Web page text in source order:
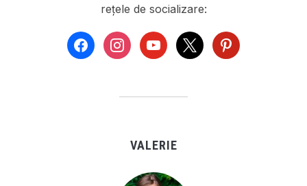
rețele de socializare:
facebookinstagramyoutube
x pinterest
VALERIE